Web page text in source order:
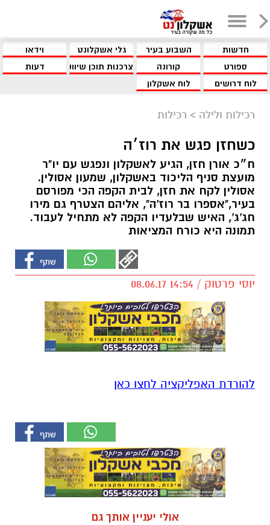
חדשות השבוע בעיר גלי אשקלונט
וידאו
ספורט
קורונה צרכנות תוכן שיווקי
דעות
לוח דרושים
לוח אשקלון
רכילות ולילה > רכילות
כשחזן פגש את רוז׳ה
ח״כ אורן חזן, הגיע לאשקלון ונפגש עם יו"ר
מועצת סניף הליכוד באשקלון, שמעון אסולין.
אסולין לקח את חזן, לבית הקפה הכי מפורסם
בעיר,"אספרו בר רוז'ה", אליהם הצטרף גם מירו
חג'ג', האיש שבלעדיו הקפה לא מתחיל לעבוד.
תמונה היא כורח המציאות
יוסי פרטוק / 14:54 08.06.17
להורדת האפליקציה לחצו כאן
אולי יעניין אותך גם